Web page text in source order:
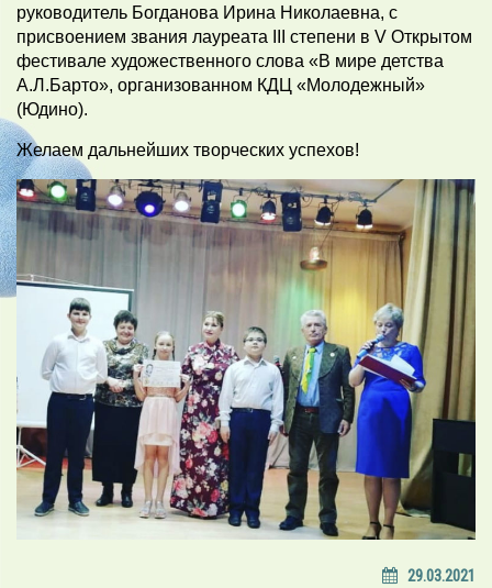
руководитель Богданова Ирина Николаевна, с
присвоением звания лауреата III степени в V Открытом
фестивале художественного слова «В мире детства
А.Л.Барто», организованном КДЦ «Молодежный»
(Юдино).
Желаем дальнейших творческих успехов!
29.03.2021